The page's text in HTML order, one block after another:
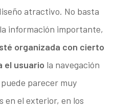
atractivo. No basta
información importante,
organizada con cierto
el usuario la navegación
parecer muy
en el exterior, en los